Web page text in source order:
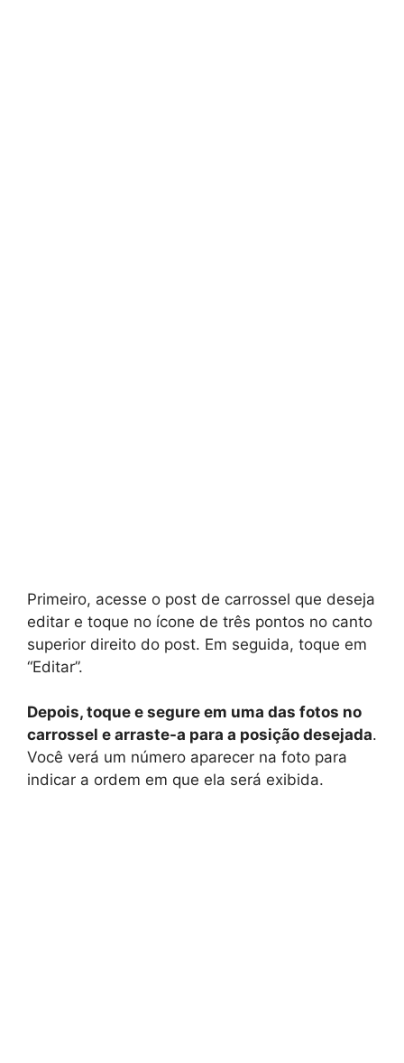
Primeiro, acesse o post de carrossel que deseja
editar e toque no ícone de três pontos no canto
superior direito do post. Em seguida, toque em
“Editar”.
Depois, toque e segure em uma das fotos no
carrossel e arraste-a para a posição desejada.
Você verá um número aparecer na foto para
indicar a ordem em que ela será exibida.